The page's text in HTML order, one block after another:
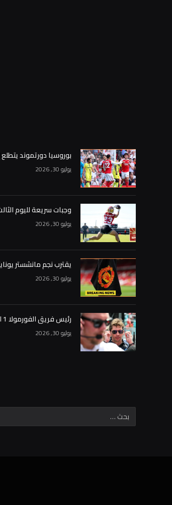
بوروسيا دورتموند يتطلع
يوليو 30, 2026
وجبات سريعة لليوم
يوليو 30, 2026
يقترب نجم مانشستر
يوليو 30, 2026
رئيس فريق الفورمولا 1 السابق يحدد الموعد النهائي لجيمس فاولز لتحويل ويليامز إلى الوراء: “العودة إلى الوراء”
يوليو 30, 2026